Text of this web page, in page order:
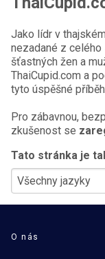
Jako lídr v
nezadané z
šťastných žen a
ThaiCupid.com a
tyto úspěšné
Pro zábavnou,
zkušenost se
Tato stránka je
O nás